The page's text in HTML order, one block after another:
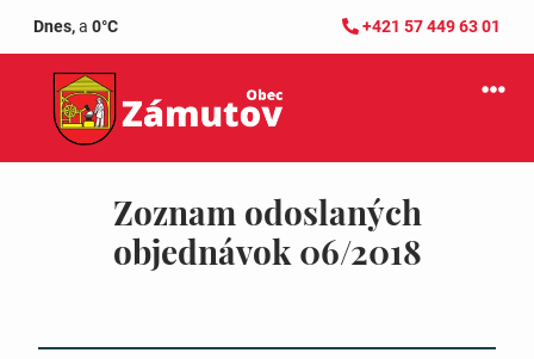
Dnes,a 0°C +421 57 449 63 01
Zoznam odoslaných
objednávok 06/2018